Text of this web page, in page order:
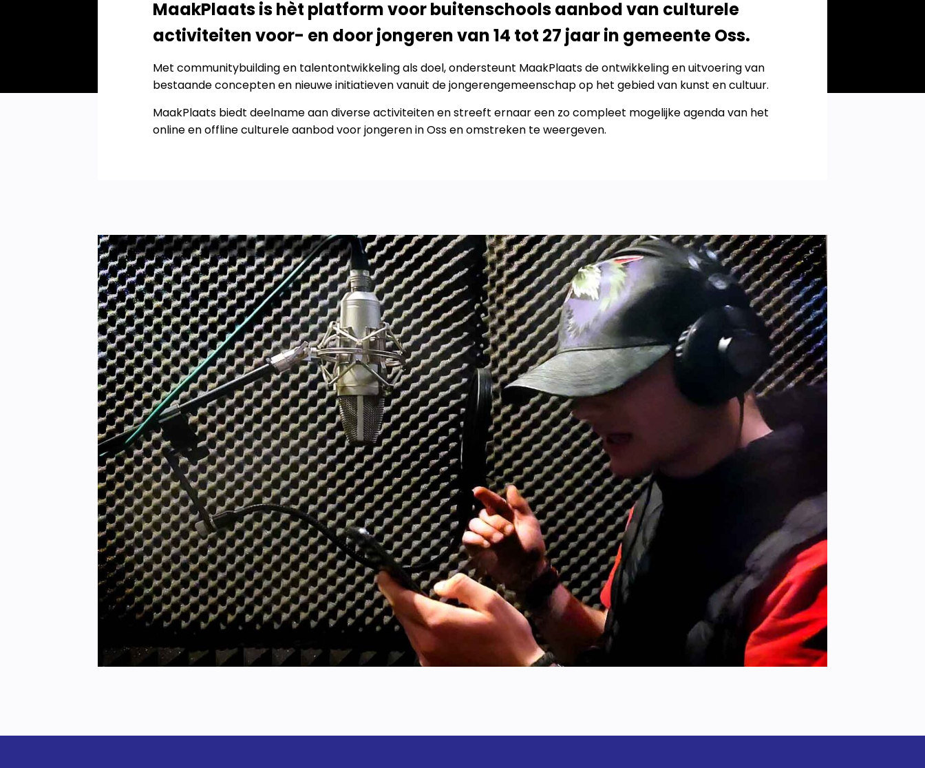
MaakPlaats is hèt platform voor buitenschools aanbod van culturele
activiteiten voor- en door jongeren van 14 tot 27 jaar in gemeente Oss.
Met communitybuilding en talentontwikkeling als doel, ondersteunt MaakPlaats de ontwikkeling en uitvoering van
bestaande concepten en nieuwe initiatieven vanuit de jongerengemeenschap op het gebied van kunst en cultuur.
MaakPlaats biedt deelname aan diverse activiteiten en streeft ernaar een zo compleet mogelijke agenda van het
online en offline culturele aanbod voor jongeren in Oss en omstreken te weergeven.